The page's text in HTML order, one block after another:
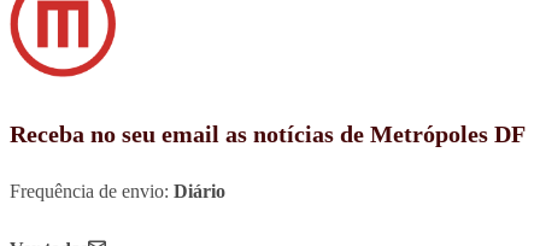
Receba no seu email as notícias de Metrópoles DF
Frequência de envio: Diário